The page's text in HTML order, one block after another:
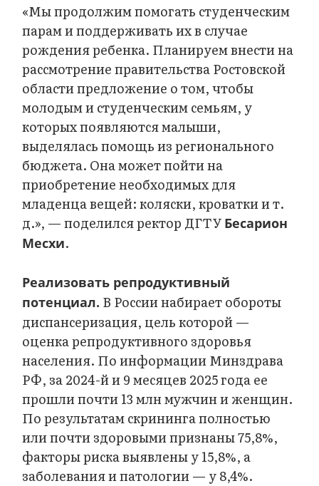
«Мы продолжим помогать студенческим
парам и поддерживать их в случае
рождения ребенка. Планируем внести на
рассмотрение правительства Ростовской
области предложение о том, чтобы
молодым и студенческим семьям, у
которых появляются малыши,
выделялась помощь из регионального
бюджета. Она может пойти на
приобретение необходимых для
младенца вещей: коляски, кроватки и т.
д.», — поделился ректор ДГТУ Бесарион
Месхи.
Реализовать репродуктивный
потенциал. В России набирает обороты
диспансеризация, цель которой —
оценка репродуктивного здоровья
населения. По информации Минздрава
РФ, за 2024-й и 9 месяцев 2025 года ее
прошли почти 13 млн мужчин и женщин.
По результатам скрининга полностью
или почти здоровыми признаны 75,8%,
факторы риска выявлены у 15,8%, а
заболевания и патологии — у 8,4%.